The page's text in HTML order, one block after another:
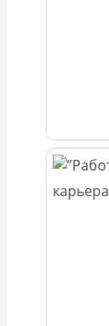
карьера